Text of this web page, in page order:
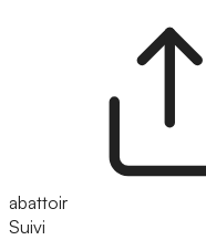
abattoir
Suivi